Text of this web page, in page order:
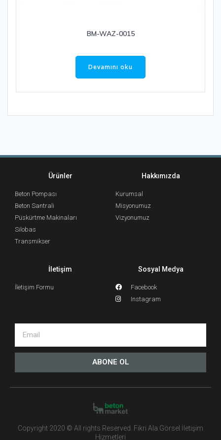
BM-WAZ-0015
Devamını oku
Ürünler
Beton Pompası
Beton Santrali
Püskürtme Makinaları
Silobas
Transmikser
Hakkımızda
Kurumsal
Misyonumuz
Vizyonumuz
İletişim
İletişim Formu
Sosyal Medya
Facebook
Instagram
ABONE OL
Copyright 2020 © All rights Reserved. Fikri Ala Görsel İletişim
Hizmetleri